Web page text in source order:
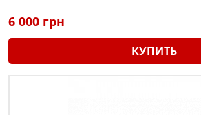
6 000 грн
КУПИТЬ